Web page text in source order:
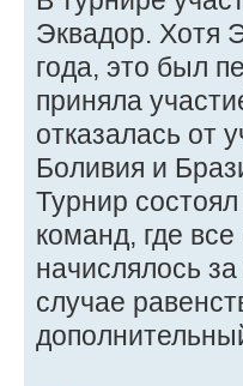
Эквадор. Хотя
года, это был
приняла
отказалась от
Боливия и
Турнир
команд, где
начислялось
случае